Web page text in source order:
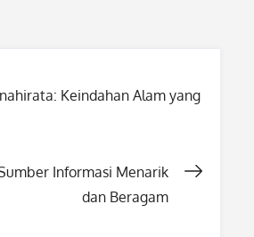
Keindahan Alam yang
Informasi Menarik
dan Beragam